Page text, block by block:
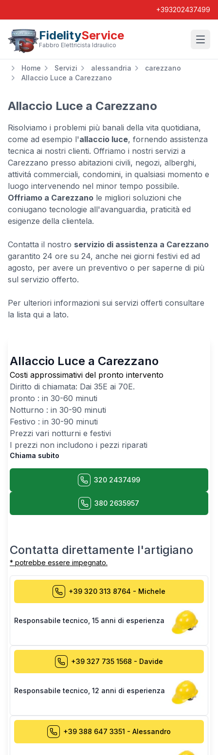
+393202437499
FidelityService
Fabbro Elettricista Idraulico
Home Servizi alessandria
carezzano
Allaccio Luce a Carezzano
Allaccio Luce a Carezzano
Risolviamo i problemi più banali della vita quotidiana,
come ad esempio l'allaccio luce, fornendo assistenza
tecnica ai nostri clienti. Offriamo i nostri servizi a
Carezzano presso abitazioni civili, negozi, alberghi,
attivitá commerciali, condomini, in qualsiasi momento e
luogo intervenendo nel minor tempo possibile.
Offriamo a Carezzano le migliori soluzioni che
coniugano tecnologie all'avanguardia, praticità ed
esigenze della clientela.
Contatta il nostro servizio di assistenza a Carezzano
garantito 24 ore su 24, anche nei giorni festivi ed ad
agosto, per avere un preventivo o per saperne di più
sul servizio offerto.
Per ulteriori informazioni sui servizi offerti consultare
la lista qui a lato.
Allaccio Luce a Carezzano
Costi approssimativi del pronto intervento
Diritto di chiamata: Dai 35E ai 70E.
pronto : in 30-60 minuti
Notturno : in 30-90 minuti
Festivo : in 30-90 minuti
Prezzi vari notturni e festivi
I prezzi non includono i pezzi riparati
Chiama subito
320 2437499
380 2635957
Contatta direttamente l'artigiano
* potrebbe essere impegnato.
+39 320 313 8764 - Michele
Responsabile tecnico 15 anni di esperienza
+39 327 735 1568 - Davide
Responsabile tecnico 12 anni di esperienza
+39 388 647 3351 - Alessandro